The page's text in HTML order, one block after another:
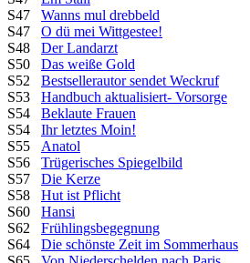
S47 Wanns mul drebbeld
S47 O dü mei Wittgestee!
S48 Der Landarzt
S50 Das weiße Gold
S52 Bestsellerautor sendet Weckruf
S53 Handbuch aktualisiert- Vorsorge
S54 Beklaute Frauen
S54 Ihr letztes Moin!
S55 Anatol
S56 Trügerisches Spiegelbild
S57 Die Kerze
S58 Hut ist Pflicht
S60 Hansi
S62 Frühlingsbegegnung
S64 Die schönste Zeit im Sommerhaus